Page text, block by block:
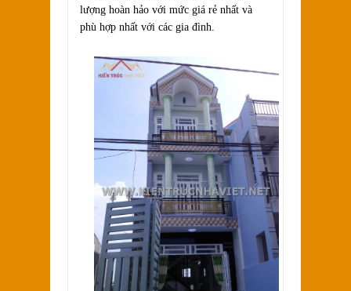
lượng hoàn hảo với mức giá rẻ nhất và
phù hợp nhất với các gia đình.